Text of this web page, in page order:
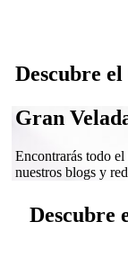
Descubre
Gran
Encontrarás todo
nuestros blogs y
Descubre